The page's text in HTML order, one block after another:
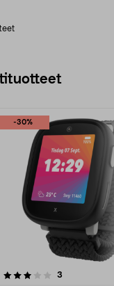
-30%
3
5.0 viidestä